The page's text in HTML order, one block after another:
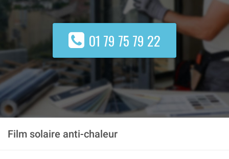
01 79 75 79 22
Film solaire anti-chaleur